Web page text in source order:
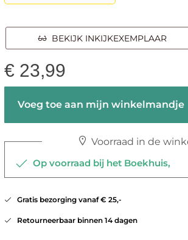
BEKIJK INKIJKEXEMPLAAR
€ 23,99
Voeg toe aan mijn winkelmandje
Voorraad in de
Op voorraad bij het Boekhuis,
Gratis bezorging vanaf € 25,-
Retourneerbaar binnen 14 dagen